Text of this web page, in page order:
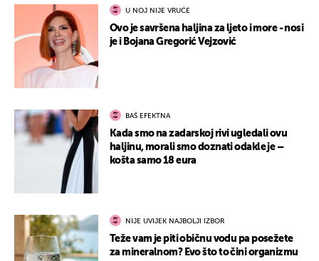
U NOJ NIJE VRUĆE
Ovo je savršena haljina za ljeto i more - nosi
je i Bojana Gregorić Vejzović
BAŠ EFEKTNA
Kada smo na zadarskoj rivi ugledali ovu
haljinu, morali smo doznati odakle je –
košta samo 18 eura
NIJE UVIJEK NAJBOLJI IZBOR
Teže vam je piti običnu vodu pa posežete
za mineralnom? Evo što to čini organizmu